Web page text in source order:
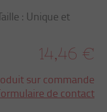
: Unique et
14,46 €
sur commande
de contact